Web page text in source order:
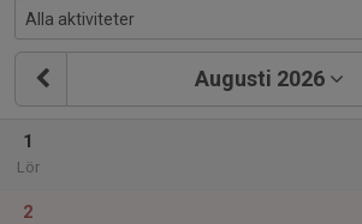
Augusti 2026
1
Lör
2